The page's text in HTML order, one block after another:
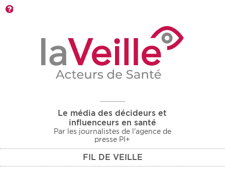
Le média des décideurs et
influenceurs en santé
Par les journalistes de l'agence de
presse PI+
FIL DE VEILLE